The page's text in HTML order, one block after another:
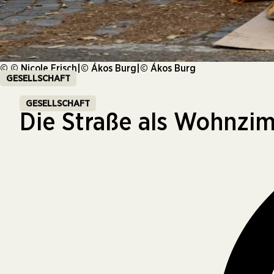
© © Nicole Frisch|© Ákos Burg|© Ákos Burg
GESELLSCHAFT
GESELLSCHAFT
Die Straße als